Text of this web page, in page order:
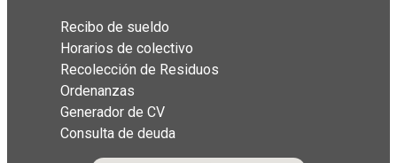
Recibo de sueldo
Horarios de colectivo
Recolección de Residuos
Ordenanzas
Generador de CV
Consulta de deuda